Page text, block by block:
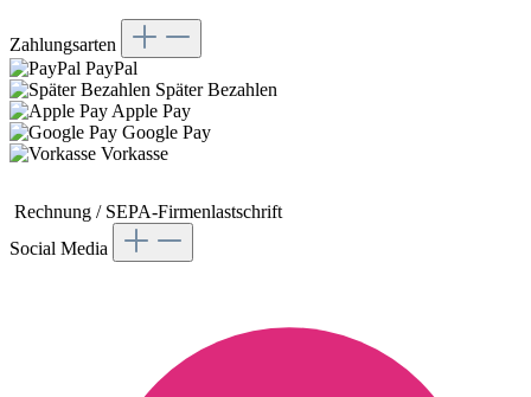
Zahlungsarten
PayPal
Später Bezahlen
Apple Pay
Google Pay
Vorkasse